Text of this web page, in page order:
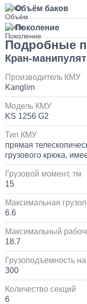
Установка и
Установка
самосвального
Установка
Установка
на КАМАЗ
Объём баков
Поколение
Подробные
Кран-
Производитель КМУ
Kanglim
Модель КМУ
KS 1256 G2
Тип КМУ
прямая
грузового крюка,
Грузовой момент, тм
15
Максимальная
6.6
Максимальный
18.7
Грузоподъемность
300
Количество секций
6